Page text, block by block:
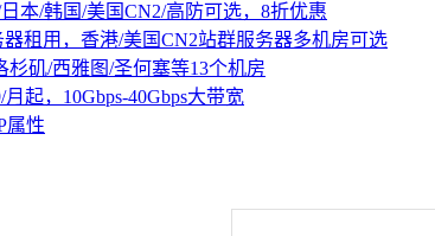
本/韩国/美国CN2/高防可选，8折优惠
租用，香港/美国CN2站群服务器多机房可选
杉矶/西雅图/圣何塞等13个机房
起，10Gbps-40Gbps大带宽
属性